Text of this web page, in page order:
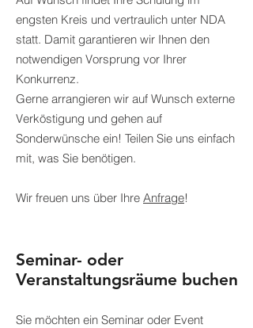
engsten Kreis und vertraulich unter NDA
statt. Damit garantieren wir Ihnen den
notwendigen Vorsprung vor Ihrer
Konkurrenz.
Gerne arrangieren wir auf Wunsch externe
Verköstigung und gehen auf
Sonderwünsche ein! Teilen Sie uns einfach
mit, was Sie benötigen.
Wir freuen uns über Ihre Anfrage!
Seminar- oder
Veranstaltungsräume buchen
Sie möchten ein Seminar oder Event